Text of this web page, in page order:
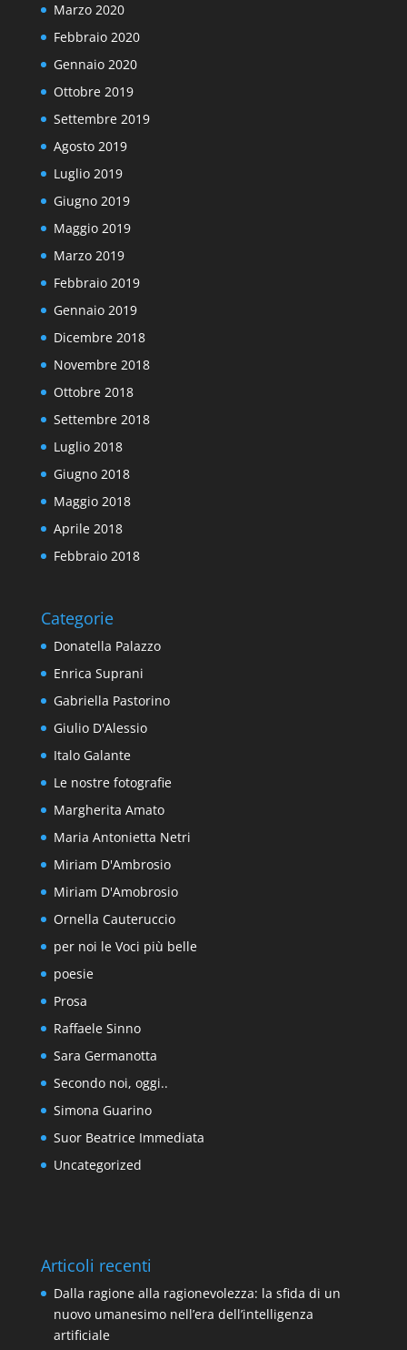
Marzo 2020
Febbraio 2020
Gennaio 2020
Ottobre 2019
Settembre 2019
Agosto 2019
Luglio 2019
Giugno 2019
Maggio 2019
Marzo 2019
Febbraio 2019
Gennaio 2019
Dicembre 2018
Novembre 2018
Ottobre 2018
Settembre 2018
Luglio 2018
Giugno 2018
Maggio 2018
Aprile 2018
Febbraio 2018
Categorie
Donatella Palazzo
Enrica Suprani
Gabriella Pastorino
Giulio D'Alessio
Italo Galante
Le nostre fotografie
Margherita Amato
Maria Antonietta Netri
Miriam D'Ambrosio
Miriam D'Amobrosio
Ornella Cauteruccio
per noi le Voci più belle
poesie
Prosa
Raffaele Sinno
Sara Germanotta
Secondo noi, oggi..
Simona Guarino
Suor Beatrice Immediata
Uncategorized
Articoli recenti
Dalla ragione alla ragionevolezza: la sfida di un
nuovo umanesimo nell’era dell’intelligenza
artificiale